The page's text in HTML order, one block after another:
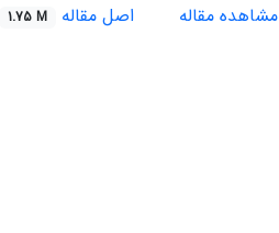
مشاهده مقاله
اصل مقاله 1.75 M